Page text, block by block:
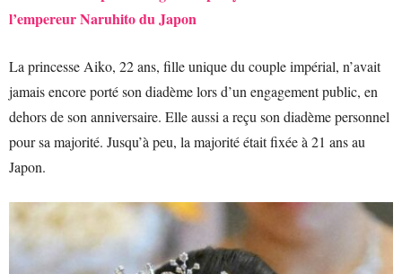
l’empereur Naruhito du Japon
La princesse Aiko, 22 ans, fille unique du couple impérial, n’avait
jamais encore porté son diadème lors d’un engagement public, en
dehors de son anniversaire. Elle aussi a reçu son diadème personnel
pour sa majorité. Jusqu’à peu, la majorité était fixée à 21 ans au
Japon.